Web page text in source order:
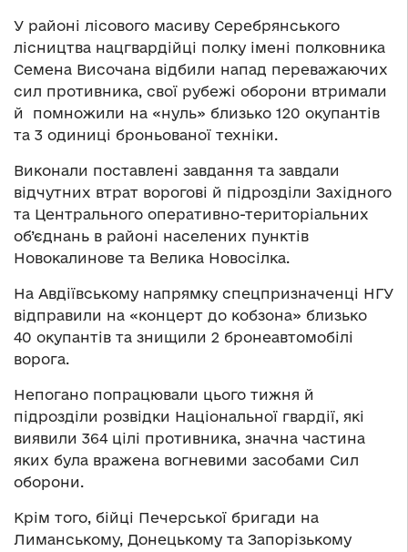
У районі лісового масиву Серебрянського
лісництва нацгвардійці полку імені полковника
Семена Височана відбили напад переважаючих
сил противника, свої рубежі оборони втримали
й помножили на «нуль» близько 120 окупантів
та 3 одиниці броньованої техніки.
Виконали поставлені завдання та завдали
відчутних втрат ворогові й підрозділи Західного
та Центрального оперативно-територіальних
об’єднань в районі населених пунктів
Новокалинове та Велика Новосілка.
На Авдіївському напрямку спецпризначенці НГУ
відправили на «концерт до кобзона» близько
40 окупантів та знищили 2 бронеавтомобілі
ворога.
Непогано попрацювали цього тижня й
підрозділи розвідки Національної гвардії, які
виявили 364 цілі противника, значна частина
яких була вражена вогневими засобами Сил
оборони.
Крім того, бійці Печерської бригади на
Лиманському, Донецькому та Запорізькому